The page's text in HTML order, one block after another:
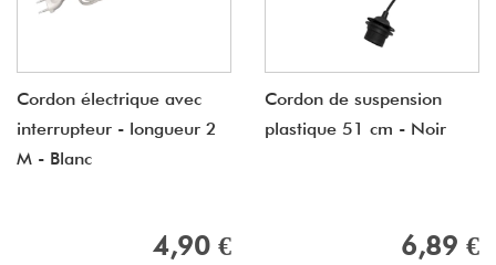
Cordon électrique avec
interrupteur - longueur 2
M - Blanc
4,90 €
Cordon de suspension
plastique 51 cm - Noir
6,89 €